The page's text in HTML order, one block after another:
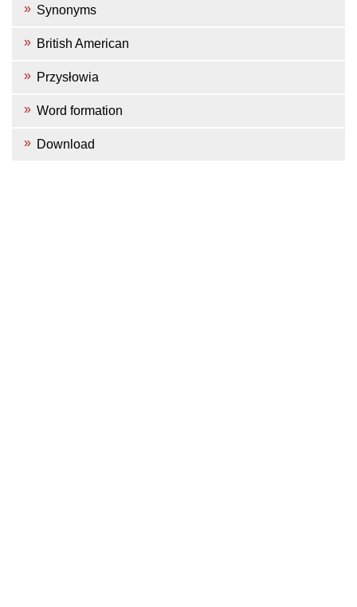
Synonyms
British American
Przysłowia
Word formation
Download